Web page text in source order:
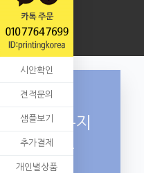
명함용지
추천
시안확인
견적문의
샘플보기
추가결제
개인별상품